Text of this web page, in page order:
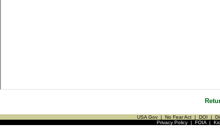
USA Gov | No Fear Act | DOI |
Privacy Policy| FOIA|